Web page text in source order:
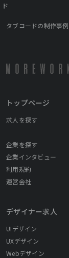
ド
タブコードの制作事例
トップページ
求人を探す
企業を探す
企業インタビュー
利用規約
運営会社
デザイナー求人
UIデザイン
UXデザイン
Webデザイン